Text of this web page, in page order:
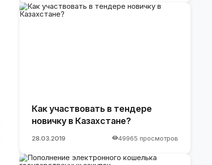
Как участвовать в тендере
новичку в Казахстане?
28.03.2019 49965 просмотров